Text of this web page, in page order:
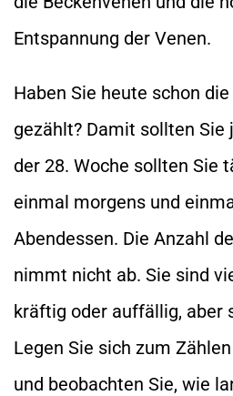
Entspannung der Venen.
Haben Sie heute schon
gezählt? Damit sollten Sie
der 28. Woche sollten Sie
einmal morgens und
Abendessen. Die Anzahl
nimmt nicht ab. Sie sind
kräftig oder auffällig, aber
Legen Sie sich zum
und beobachten Sie, wie